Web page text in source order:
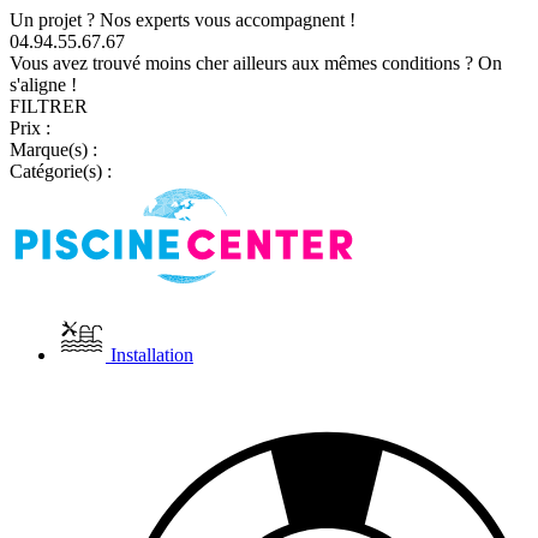
Un projet ? Nos experts vous accompagnent !
04.94.55.67.67
Vous avez trouvé moins cher ailleurs aux mêmes conditions ? On
s'aligne !
FILTRER
Prix :
Marque(s) :
Catégorie(s) :
Installation